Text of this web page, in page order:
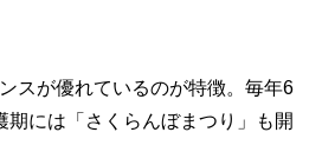
スが優れているのが特徴。毎年6
期には「さくらんぼまつり」も開